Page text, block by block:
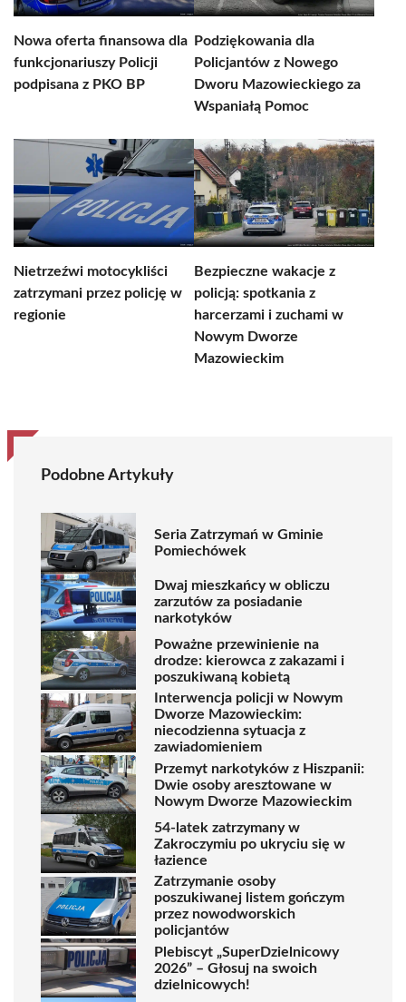
Nowa oferta finansowa dla
funkcjonariuszy Policji
podpisana z PKO BP
Podziękowania dla
Policjantów z Nowego
Dworu Mazowieckiego za
Wspaniałą Pomoc
Nietrzeźwi motocykliści
zatrzymani przez policję w
regionie
Bezpieczne wakacje z
policją: spotkania z
harcerzami i zuchami w
Nowym Dworze
Mazowieckim
Podobne Artykuły
Seria Zatrzymań w Gminie
Pomiechówek
Dwaj mieszkańcy w obliczu
zarzutów za posiadanie
narkotyków
Poważne przewinienie na
drodze: kierowca z zakazami i
poszukiwaną kobietą
Interwencja policji w Nowym
Dworze Mazowieckim:
niecodzienna sytuacja z
zawiadomieniem
Przemyt narkotyków z Hiszpanii:
Dwie osoby aresztowane w
Nowym Dworze Mazowieckim
54-latek zatrzymany w
Zakroczymiu po ukryciu się w
łazience
Zatrzymanie osoby
poszukiwanej listem gończym
przez nowodworskich
policjantów
Plebiscyt „SuperDzielnicowy
2026” – Głosuj na swoich
dzielnicowych!